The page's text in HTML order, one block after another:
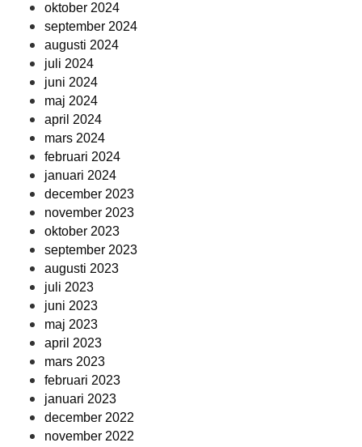
oktober 2024
september 2024
augusti 2024
juli 2024
juni 2024
maj 2024
april 2024
mars 2024
februari 2024
januari 2024
december 2023
november 2023
oktober 2023
september 2023
augusti 2023
juli 2023
juni 2023
maj 2023
april 2023
mars 2023
februari 2023
januari 2023
december 2022
november 2022